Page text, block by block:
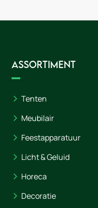
Assortiment
Tenten
Meubilair
Feestapparatuur
Licht & Geluid
Horeca
Decoratie